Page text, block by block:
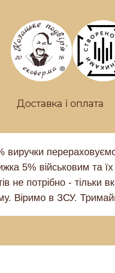
Доставка і оплата
виручки
5% військовим та
не потрібно - тільки
Віримо в ЗСУ.